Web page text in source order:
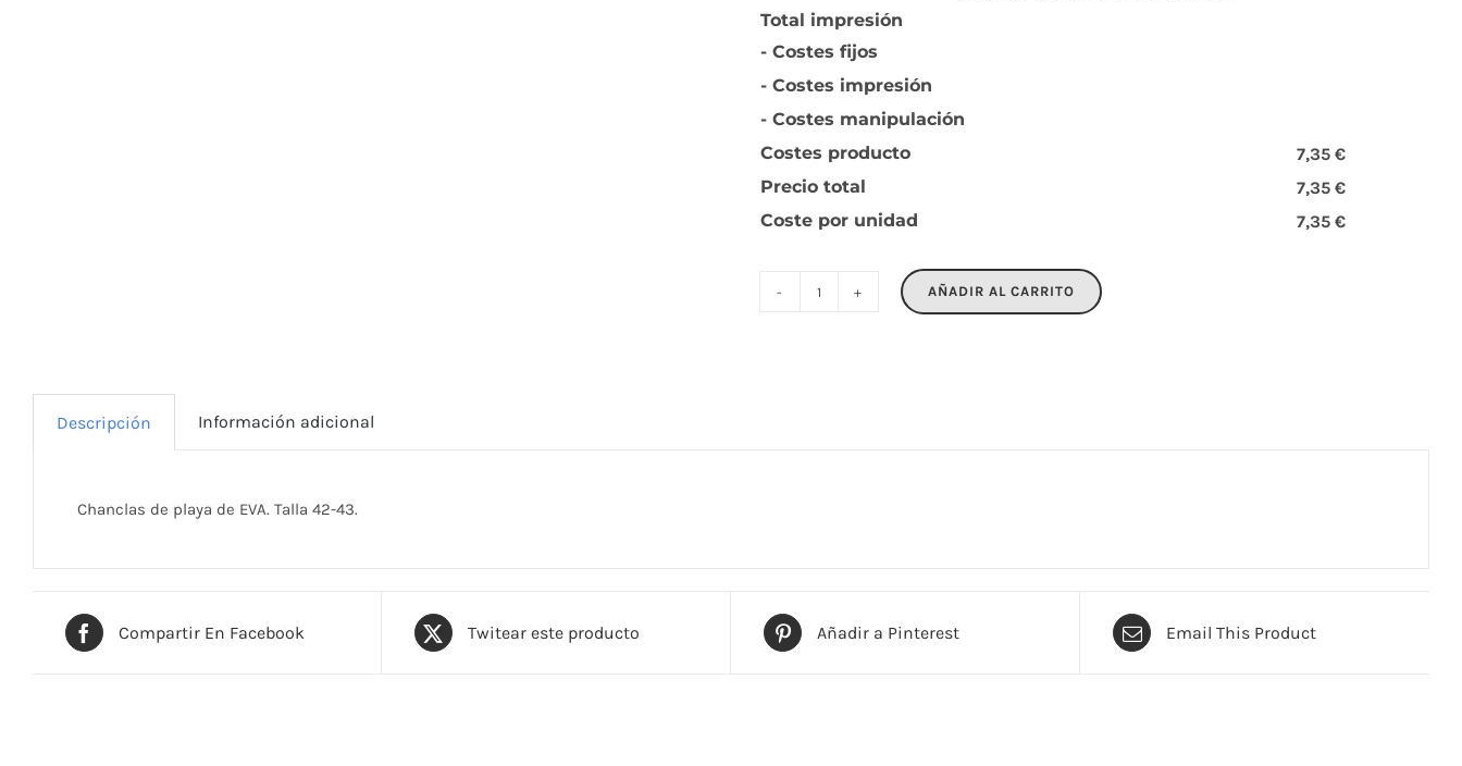
Total impresión
- Costes fijos
- Costes impresión
- Costes manipulación
Costes producto
7,35 €
Precio total
7,35 €
Coste por unidad
7,35 €
AÑADIR AL CARRITO
Descripción Información adicional
Chanclas de playa de EVA. Talla 42-43.
Compartir En Facebook Twitear este producto Añadir a Pinterest Email This Product